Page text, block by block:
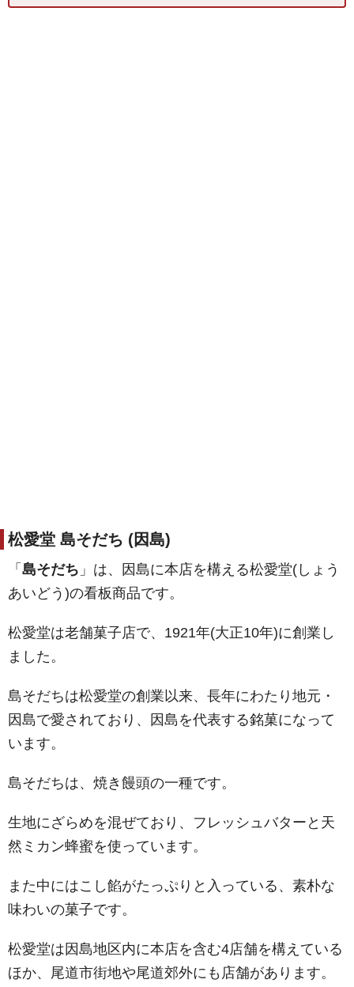
松愛堂 島そだち (因島)
「 島そだち 」は、因島に本店を構える松愛堂(しょう
あいどう)の看板商品です。
松愛堂は老舗菓子店で、1921年(大正10年)に創業し
ました。
島そだちは松愛堂の創業以来、長年にわたり地元・
因島で愛されており、因島を代表する銘菓になって
います。
島そだちは、焼き饅頭の一種です。
生地にざらめを混ぜており、フレッシュバターと天
然ミカン蜂蜜を使っています。
また中にはこし餡がたっぷりと入っている、素朴な
味わいの菓子です。
松愛堂は因島地区内に本店を含む4店舗を構えている
ほか、尾道市街地や尾道郊外にも店舗があります。